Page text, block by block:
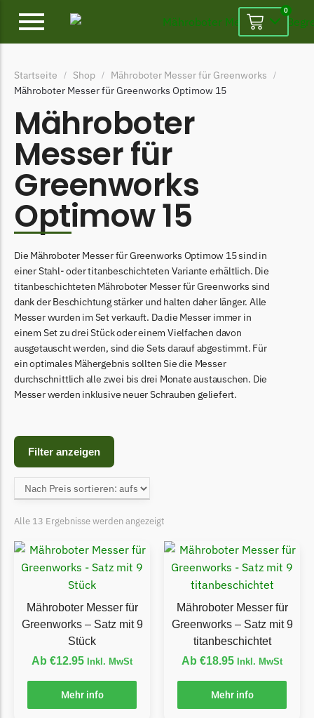
Alpina Messer
Ambrogio
Ambrogio Messer
Begrenzungsdraht
Belrobotics
Belrobotics Messer
Black & Decker
Black & Decker Messer
Begrenzungsdraht
Bosch Indego
Bosch Indego Messer
Begrenzungsdraht
Central Park Messer
Begrenzungsdraht
Cramer
Begrenzungsdraht
Cub Cadet
Ecovacs
Ecovacs Messer
Einhell Messer
0
Startseite / Shop / Mähroboter Messer für Greenworks /
Mähroboter Messer für Greenworks Optimow 15
Mähroboter
Messer für
Greenworks
Optimow 15
Die Mähroboter Messer für Greenworks Optimow 15 sind in
einer Stahl- oder titanbeschichteten Variante erhältlich. Die
titanbeschichteten Mähroboter Messer für Greenworks sind
dank der Beschichtung stärker und halten daher länger. Alle
Messer wurden im Set verkauft. Da die Messer immer in
einem Set zu drei Stück oder einem Vielfachen davon
ausgetauscht werden, sind die Sets darauf abgestimmt. Für
ein optimales Mähergebnis sollten Sie die Messer
durchschnittlich alle zwei bis drei Monate austauschen. Die
Messer werden inklusive neuer Schrauben geliefert.
Filter anzeigen
Alle 13 Ergebnisse werden angezeigt
Mähroboter Messer für
Greenworks – Satz mit 9
Stück
Ab €12.95 Inkl. MwSt
Mehr info
Mähroboter Messer für
Greenworks – Satz mit 9
titanbeschichtet
Ab €18.95 Inkl. MwSt
Mehr info